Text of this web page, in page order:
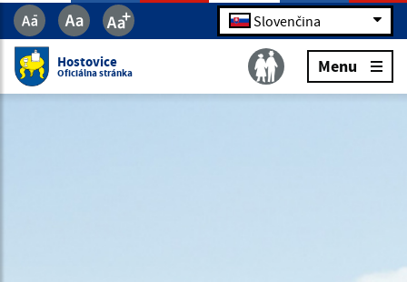
Slovenčina
Hostovice
Oficiálna stránka Menu